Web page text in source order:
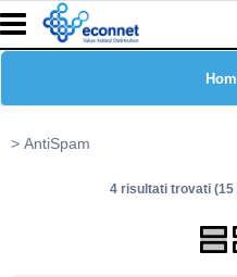
AntiSpam
4 risultati trovati (15